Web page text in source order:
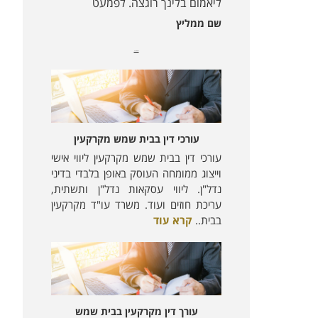
שם ממליץ
עורכי דין בבית שמש מקרקעין
עורכי דין בבית שמש מקרקעין ליווי אישי
וייצוג ממומחה העוסק באופן בלבדי בדיני
נדל"ן. ליווי עסקאות נדל"ן ותשתית,
עריכת חוזים ועוד. משרד עו"ד מקרקעין
בבית.. קרא עוד
עורך דין מקרקעין בבית שמש